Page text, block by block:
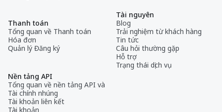
Thanh toán
Tổng quan về Thanh toán
Hóa đơn
Quản lý Đăng ký
Nền tảng API
Tổng quan về nền tảng API và
Tài chính nhúng
Tài khoản liên kết
Tài khoản
Tài nguyên
Blog
Trải nghiệm từ khách hàng
Tin tức
Câu hỏi thường gặp
Hỗ trợ
Trạng thái dịch vụ